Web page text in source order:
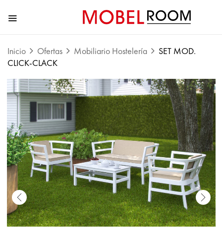
Inicio Ofertas Mobiliario Hostelería
SET MOD.
CLICK-CLACK